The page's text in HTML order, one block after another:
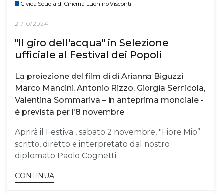
Civica Scuola di Cinema Luchino Visconti
21/10/2024
"Il giro dell'acqua" in Selezione
ufficiale al Festival dei Popoli
La proiezione del film di di Arianna Biguzzi,
Marco Mancini, Antonio Rizzo, Giorgia Sernicola,
Valentina Sommariva – in anteprima mondiale -
è prevista per l'8 novembre
Aprirà il Festival, sabato 2 novembre, "Fiore Mio”
scritto, diretto e interpretato dal nostro
diplomato Paolo Cognetti
CONTINUA